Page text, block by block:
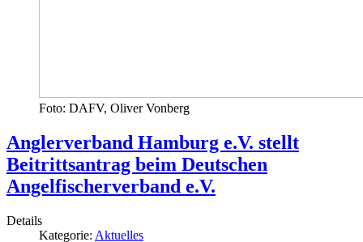
Foto: DAFV, Oliver Vonberg
Anglerverband Hamburg e.V. stellt
Beitrittsantrag beim Deutschen
Angelfischerverband e.V.
Details
Kategorie: Aktuelles